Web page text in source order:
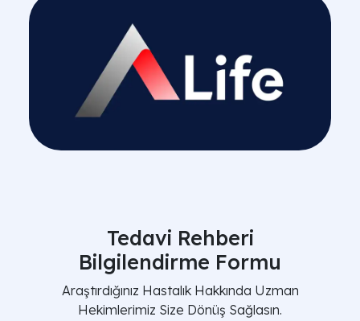
Tedavi Rehberi
Bilgilendirme Formu
Araştırdığınız Hastalık Hakkında Uzman
Hekimlerimiz Size Dönüş Sağlasın.